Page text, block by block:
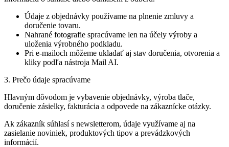
Údaje z objednávky používame na plnenie zmluvy a
doručenie tovaru.
Nahrané fotografie spracúvame len na účely výroby a
uloženia výrobného podkladu.
Pri e-mailoch môžeme ukladať aj stav doručenia, otvorenia a
kliky podľa nástroja Mail AI.
3. Prečo údaje spracúvame
Hlavným dôvodom je vybavenie objednávky, výroba tlače,
doručenie zásielky, fakturácia a odpovede na zákaznícke otázky.
Ak zákazník súhlasí s newsletterom, údaje využívame aj na
zasielanie noviniek, produktových tipov a prevádzkových
informácií.